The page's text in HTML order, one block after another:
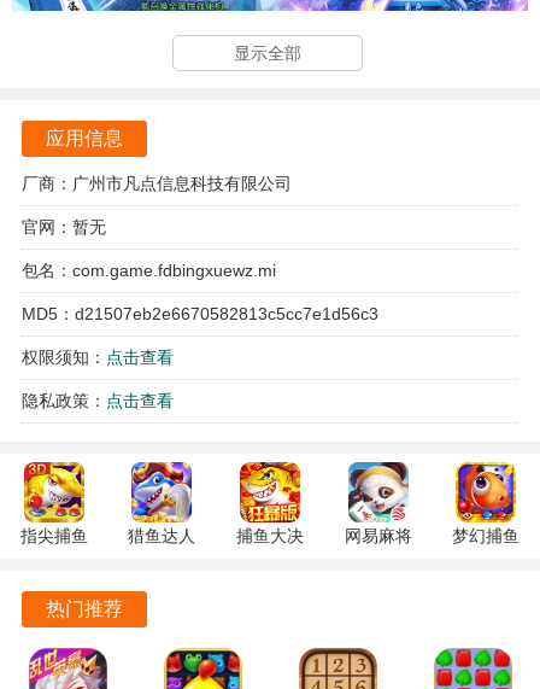
冰雪王座游戏亮点
经典复刻，原汁原味的传奇体验，让玩家重温15年前的热血
岁月，兄弟情义再度点燃。
轻松挂机系统，玩家可随时随地享受游戏乐趣，装备和道具
轻松掉落，解放双手，随心所欲。
任性PK，千人同屏的激烈战斗场面，玩家可以在野外夺宝、
竞技场中尽情展现自己的实力。
丰富的活动奖励，玩家上线即可领取丰厚的福利，累计登录
更有超值好礼相送，助力玩家快速成长。
自由交易机制，玩家之间可以随意交易装备和道具，经济体
显示全部
应用信息
厂商：广州市凡点信息科技有限公司
官网：暂无
包名：com.game.fdbingxuewz.mi
MD5：d21507eb2e6670582813c5cc7e1d56c3
权限须知： 点击查看
隐私政策： 点击查看
指尖捕鱼
安卓版
猎鱼达人
卓版
捕鱼大决
网易麻将
梦幻捕鱼
热门推荐